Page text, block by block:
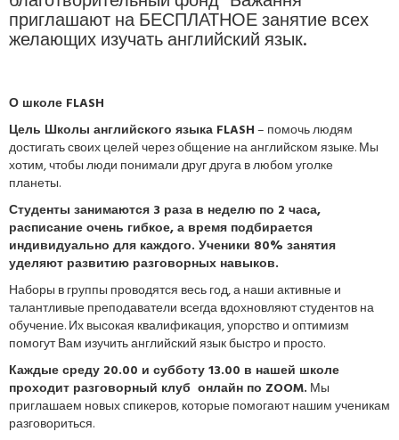
приглашают на БЕСПЛАТНОЕ занятие всех
желающих изучать английский язык.
О школе FLASH
Цель Школы английского языка FLASH– помочь людям
достигать своих целей через общение на английском языке. Мы
хотим, чтобы люди понимали друг друга в любом уголке
планеты.
Студенты занимаются 3 раза в неделю по 2 часа,
расписание очень гибкое, а время подбирается
индивидуально для каждого. Ученики 80% занятия
уделяют развитию разговорных навыков.
Наборы в группы проводятся весь год, а наши активные и
талантливые преподаватели всегда вдохновляют студентов на
обучение. Их высокая квалификация, упорство и оптимизм
помогут Вам изучить английский язык быстро и просто.
Каждые среду 20.00 и субботу 13.00 в нашей школе
проходит разговорный клуб онлайн по ZOOM. Мы
приглашаем новых спикеров, которые помогают нашим ученикам
разговориться.